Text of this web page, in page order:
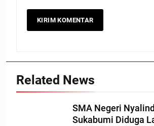
Related News
SMA Negeri
Sukabumi Diduga